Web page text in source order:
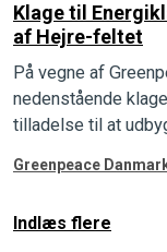
Klage til
af Hejre-feltet
På vegne af
nedenstående
tilladelse til at
Greenpeace
Indlæs flere